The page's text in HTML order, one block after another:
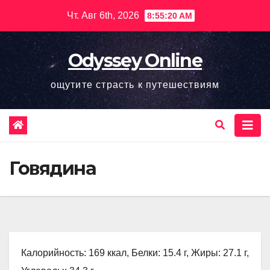
содержимому
Чт. Авг 6th, 2026 8:55:21 AM
Odyssey Online
ощутите страсть к путешествиям
Говядина
Калорийность: 169 ккал, Белки: 15.4 г, Жиры: 27.1 г,